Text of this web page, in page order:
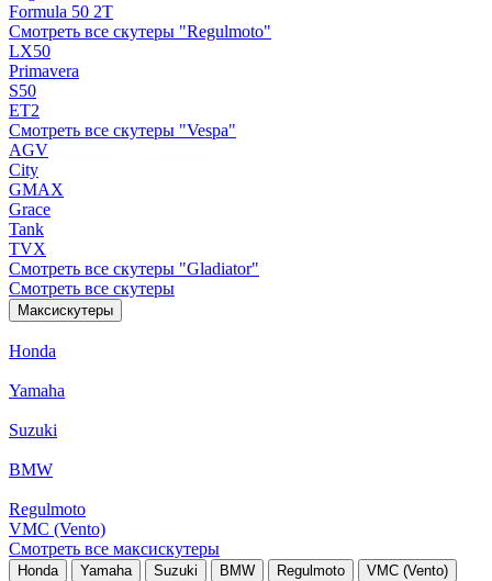
Formula 50 2Т
Смотреть все скутеры "Regulmoto"
LX50
Primavera
S50
ET2
Смотреть все скутеры "Vespa"
AGV
City
GMAX
Grace
Tank
TVX
Смотреть все скутеры "Gladiator"
Смотреть все скутеры
Максискутеры
Honda
Yamaha
Suzuki
BMW
Regulmoto
VMC (Vento)
Смотреть все максискутеры
Honda Yamaha Suzuki BMW Regulmoto VMC (Vento)